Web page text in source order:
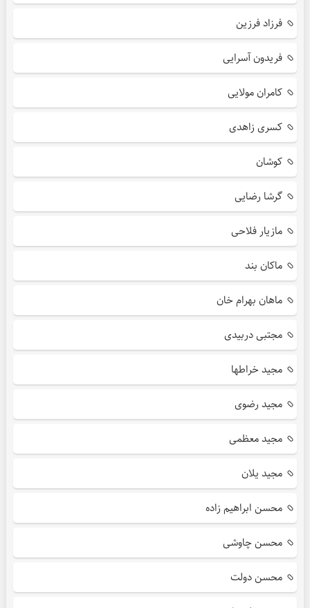
فرزاد فرزین
فریدون آسرایی
کامران مولایی
کسری زاهدی
کوشان
گرشا رضایی
مازیار فلاحی
ماکان بند
ماهان بهرام خان
مجتبی دربیدی
مجید خراطها
مجید رضوی
مجید معظمی
مجید یلان
محسن ابراهیم زاده
محسن چاوشی
محسن دولت